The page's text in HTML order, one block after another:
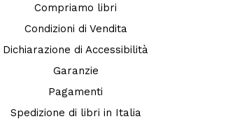
Compriamo libri
Condizioni di Vendita
Dichiarazione di Accessibilità
Garanzie
Pagamenti
Spedizione di libri in Italia